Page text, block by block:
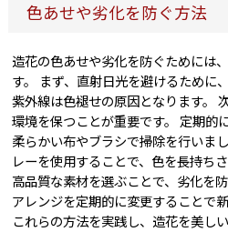
色あせや劣化を防ぐ方法
造花の色あせや劣化を防ぐためには
す。 まず、直射日光を避けるために
紫外線は色褪せの原因となります。
環境を保つことが重要です。 定期的
柔らかい布やブラシで掃除を行いま
レーを使用することで、色を長持ち
高品質な素材を選ぶことで、劣化を
アレンジを定期的に変更することで
これらの方法を実践し、造花を美し